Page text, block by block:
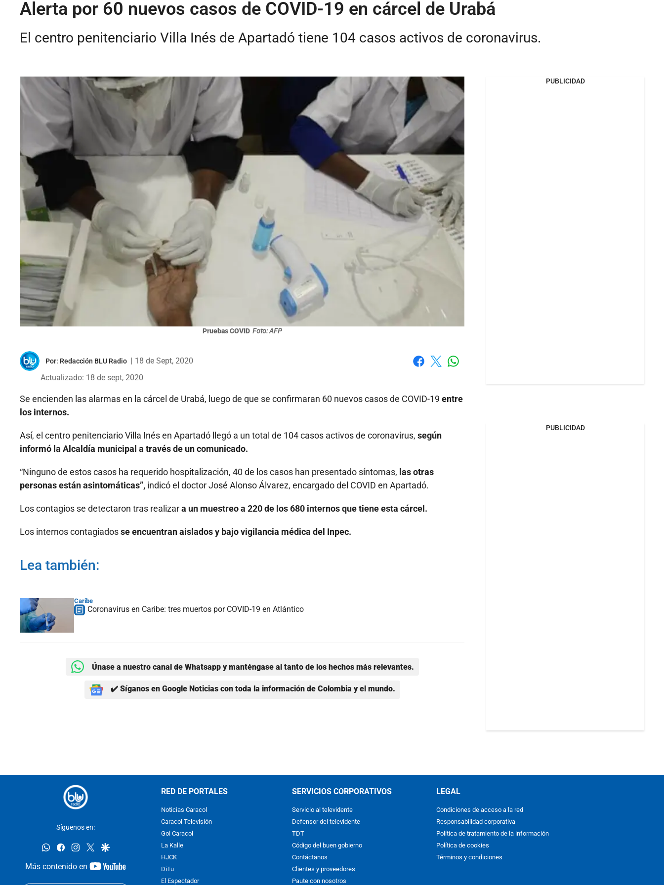
Alerta por 60 nuevos casos de COVID-19 en cárcel de Urabá
El centro penitenciario Villa Inés de Apartadó tiene 104 casos activos de coronavirus.
Pruebas COVID Foto: AFP
Por: Redacción BLU Radio
18 de Sept, 2020
Actualizado: 18 de sept, 2020
Se encienden las alarmas en la cárcel de Urabá, luego de que se confirmaran 60 nuevos casos de COVID-19 entre
los internos.
Así, el centro penitenciario Villa Inés en Apartadó llegó a un total de 104 casos activos de coronavirus, según
informó la Alcaldía municipal a través de un comunicado.
“Ninguno de estos casos ha requerido hospitalización, 40 de los casos han presentado síntomas, las otras
personas están asintomáticas”, indicó el doctor José Alonso Álvarez, encargado del COVID en Apartadó.
Los contagios se detectaron tras realizara un muestreo a 220 de los 680 internos que tiene esta cárcel.
Los internos contagiadosse encuentran aislados y bajo vigilancia médica del Inpec.
Lea también:
Caribe
Coronavirus en Caribe: tres muertos por COVID-19 en Atlántico
Únase a nuestro canal de Whatsapp y manténgase al tanto de los hechos más relevantes.
✔️ Síganos en Google Noticias con toda la información de Colombia y el mundo.
PUBLICIDAD
PUBLICIDAD
Síguenos en:
whatsappfacebookinstagram
twittergoogle
Más contenido en
youtube-
RED DE PORTALES
Noticias Caracol
Caracol Televisión
Gol Caracol
La Kalle
HJCK
DiTu
El Espectador
SERVICIOS CORPORATIVOS
Servicio al televidente
Defensor del televidente
TDT
Código del buen gobierno
Contáctanos
Clientes y proveedores
Paute con nosotros
LEGAL
Condiciones de acceso a la red
Responsabilidad corporativa
Política de tratamiento de la información
Política de cookies
Términos y condiciones